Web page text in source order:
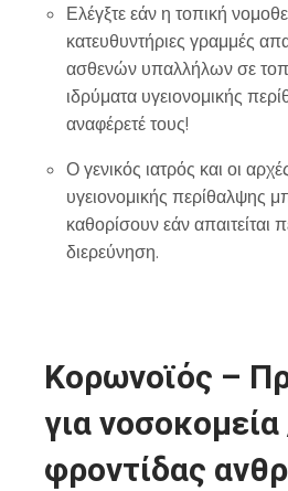
Ελέγξτε εάν η τοπική
κατευθυντήριες γραμμές
ασθενών υπαλλήλων σε
ιδρύματα υγειονομικής
αναφέρετέ τους!
Ο γενικός ιατρός και οι
υγειονομικής περίθαλψης
καθορίσουν εάν απαιτείται
διερεύνηση.
Κορωνοϊός –
για
φροντίδας